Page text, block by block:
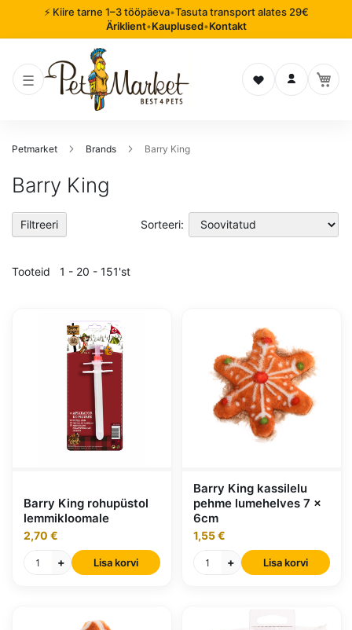
⚡ Kiire tarne 1–3 tööpäeva•Tasuta transport alates 29€
Äriklient•Kauplused•Kontakt
Soovinimekiri
Logi sisse
Petmarket Brands Barry King
Barry King
Tooteid 1 - 20 - 151'st
Sorteeri:
Barry King rohupüstol
lemmikloomale
2,70 €
+
Lisa korvi
Barry King kassilelu
pehme lumehelves 7 x
6cm
1,55 €
+
Lisa korvi
Filtreeri